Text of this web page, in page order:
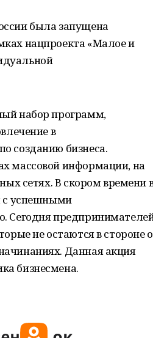
была запущена
нацпроекта «Малое и
набор программ,
в
созданию бизнеса.
массовой информации, на
сетях. В скором времени
с успешными
Сегодня
не остаются в стороне
Данная акция
бизнесмена.